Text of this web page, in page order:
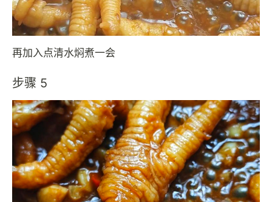
再加入点清水焖煮一会
步骤 5